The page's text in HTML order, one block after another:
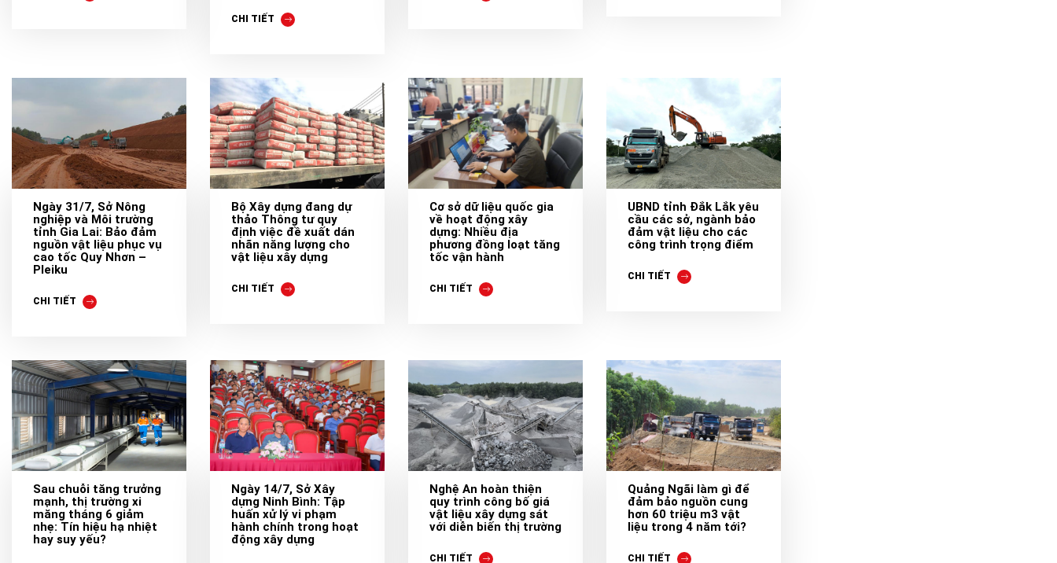
CHI TIẾT
Ngày 31/7, Sở Nông
nghiệp và Môi trường
tỉnh Gia Lai: Bảo đảm
nguồn vật liệu phục vụ
cao tốc Quy Nhơn –
Pleiku
CHI TIẾT
Bộ Xây dựng đang dự
thảo Thông tư quy
định việc đề xuất dán
nhãn năng lượng cho
vật liệu xây dựng
CHI TIẾT
Cơ sở dữ liệu quốc gia
về hoạt động xây
dựng: Nhiều địa
phương đồng loạt tăng
tốc vận hành
CHI TIẾT
UBND tỉnh Đắk Lắk yêu
cầu các sở, ngành bảo
đảm vật liệu cho các
công trình trọng điểm
CHI TIẾT
Sau chuỗi tăng trưởng
mạnh, thị trường xi
măng tháng 6 giảm
nhẹ: Tín hiệu hạ nhiệt
hay suy yếu?
Ngày 14/7, Sở Xây
dựng Ninh Bình: Tập
huấn xử lý vi phạm
hành chính trong hoạt
động xây dựng
Nghệ An hoàn thiện
quy trình công bố giá
vật liệu xây dựng sát
với diễn biến thị trường
CHI TIẾT
Quảng Ngãi làm gì để
đảm bảo nguồn cung
hơn 60 triệu m3 vật
liệu trong 4 năm tới?
CHI TIẾT